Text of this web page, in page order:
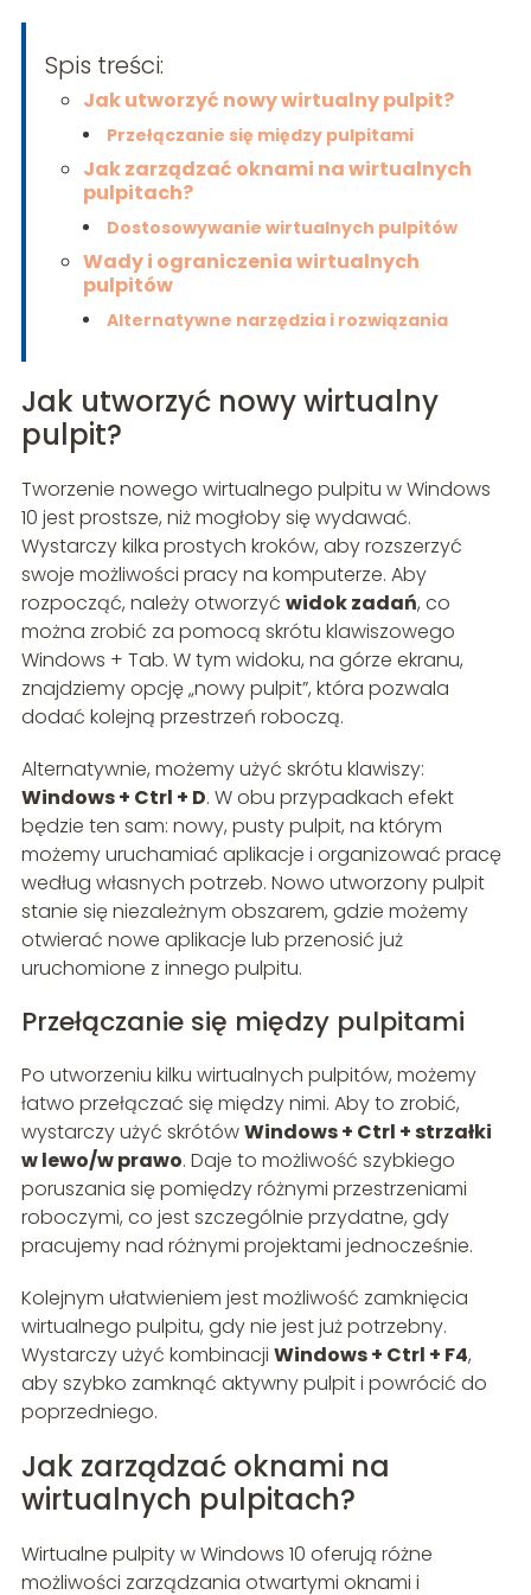
Spis treści:
Jak utworzyć nowy wirtualny pulpit?
Przełączanie się między pulpitami
Jak zarządzać oknami na wirtualnych
pulpitach?
Dostosowywanie wirtualnych pulpitów
Wady i ograniczenia wirtualnych
pulpitów
Alternatywne narzędzia i rozwiązania
Jak utworzyć nowy wirtualny
pulpit?
Tworzenie nowego wirtualnego pulpitu w Windows
10 jest prostsze, niż mogłoby się wydawać.
Wystarczy kilka prostych kroków, aby rozszerzyć
swoje możliwości pracy na komputerze. Aby
rozpocząć, należy otworzyć widok zadań, co
można zrobić za pomocą skrótu klawiszowego
Windows + Tab. W tym widoku, na górze ekranu,
znajdziemy opcję „nowy pulpit”, która pozwala
dodać kolejną przestrzeń roboczą.
Alternatywnie, możemy użyć skrótu klawiszy:
Windows + Ctrl + D. W obu przypadkach efekt
będzie ten sam: nowy, pusty pulpit, na którym
możemy uruchamiać aplikacje i organizować pracę
według własnych potrzeb. Nowo utworzony pulpit
stanie się niezależnym obszarem, gdzie możemy
otwierać nowe aplikacje lub przenosić już
uruchomione z innego pulpitu.
Przełączanie się między pulpitami
Po utworzeniu kilku wirtualnych pulpitów, możemy
łatwo przełączać się między nimi. Aby to zrobić,
wystarczy użyć skrótówWindows + Ctrl + strzałki
w lewo/w prawo. Daje to możliwość szybkiego
poruszania się pomiędzy różnymi przestrzeniami
roboczymi, co jest szczególnie przydatne, gdy
pracujemy nad różnymi projektami jednocześnie.
Kolejnym ułatwieniem jest możliwość zamknięcia
wirtualnego pulpitu, gdy nie jest już potrzebny.
Wystarczy użyć kombinacji Windows + Ctrl + F4,
aby szybko zamknąć aktywny pulpit i powrócić do
poprzedniego.
Jak zarządzać oknami na
wirtualnych pulpitach?
Wirtualne pulpity w Windows 10 oferują różne
możliwości zarządzania otwartymi oknami i